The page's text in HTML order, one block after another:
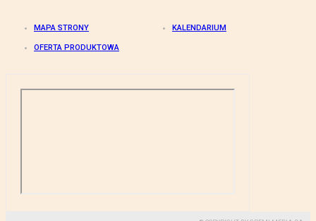
MAPA STRONY KALENDARIUM
OFERTA PRODUKTOWA